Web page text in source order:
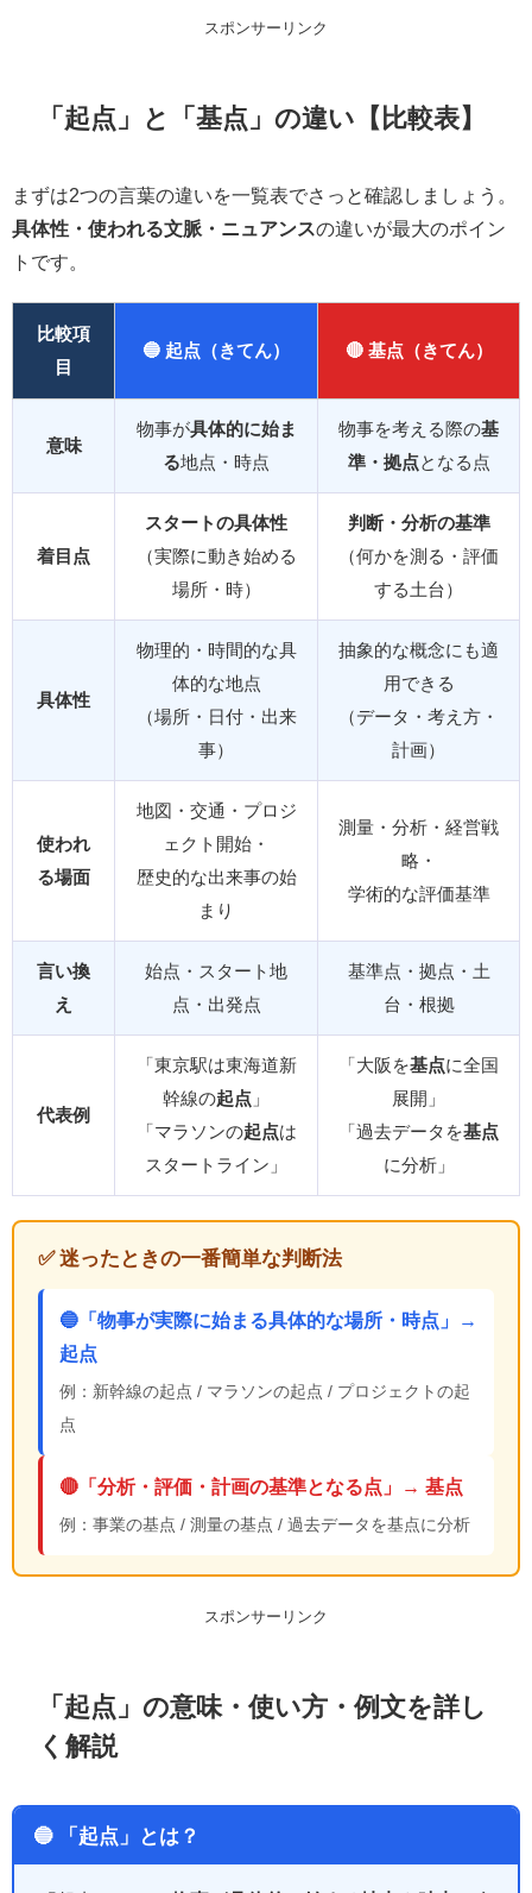
スポンサーリンク
「起点」と「基点」の違い【比較表】
まずは2つの言葉の違いを一覧表でさっと確認しましょう。
具体性・使われる文脈・ニュアンスの違いが最大のポイン
トです。
比較項
目
🔵 起点（きてん） 🔴 基点（きてん）
意味
物事が具体的に始ま
る地点・時点
物事を考える際の基
準・拠点となる点
着目点
スタートの具体性
（実際に動き始める
場所・時）
判断・分析の基準
（何かを測る・評価
する土台）
具体性
物理的・時間的な具
体的な地点
（場所・日付・出来
事）
抽象的な概念にも適
用できる
（データ・考え方・
計画）
使われ
る場面
地図・交通・プロジ
ェクト開始・
歴史的な出来事の始
まり
測量・分析・経営戦
略・
学術的な評価基準
言い換
え
始点・スタート地
点・出発点
基準点・拠点・土
台・根拠
代表例
「東京駅は東海道新
幹線の起点 」
「マラソンの起点は
スタートライン」
「大阪を基点に全国
展開」
「過去データを基点
に分析」
✅ 迷ったときの一番簡単な判断法
🔵「物事が実際に始まる具体的な場所・時点」→
起点
例：新幹線の起点 / マラソンの起点 / プロジェクトの起
点
🔴「分析・評価・計画の基準となる点」→ 基点
例：事業の基点 / 測量の基点 / 過去データを基点に分析
スポンサーリンク
「起点」の意味・使い方・例文を詳し
く解説
🔵 「起点」とは？